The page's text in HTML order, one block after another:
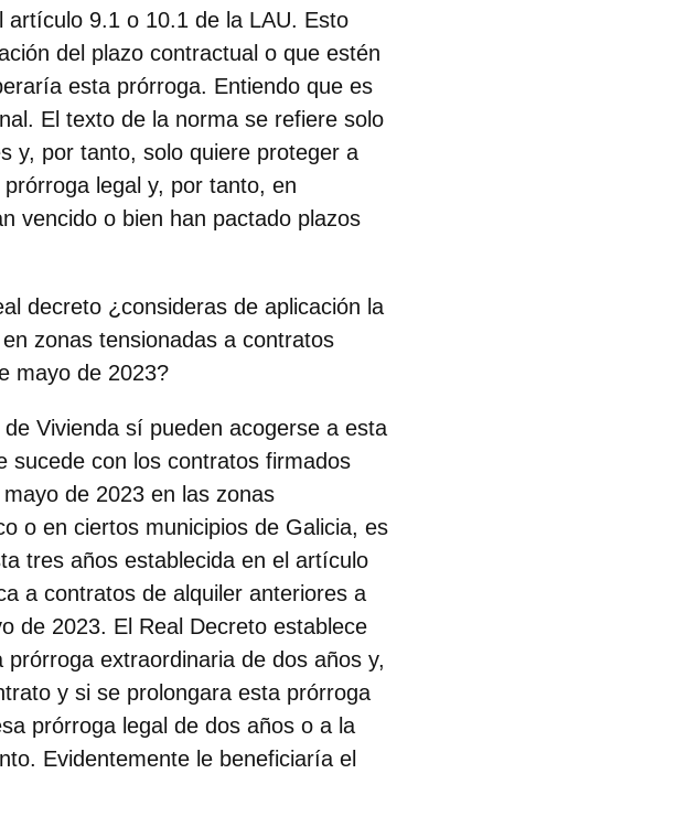
artículo 9.1 o 10.1 de la LAU. Esto
del plazo contractual o que estén
esta prórroga. Entiendo que es
El texto de la norma se refiere solo
y, por tanto, solo quiere proteger a
legal y, por tanto, en
vencido o bien han pactado plazos
decreto ¿consideras de aplicación la
zonas tensionadas a contratos
mayo de 2023?
Vivienda sí pueden acogerse a esta
sucede con los contratos firmados
de 2023 en las zonas
o en ciertos municipios de Galicia, es
tres años establecida en el artículo
a contratos de alquiler anteriores a
de 2023. El Real Decreto establece
extraordinaria de dos años y,
y si se prolongara esta prórroga
prórroga legal de dos años o a la
Evidentemente le beneficiaría el